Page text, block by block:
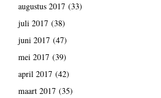
augustus 2017(33)
juli 2017(38)
juni 2017(47)
mei 2017(39)
april 2017(42)
maart 2017(35)